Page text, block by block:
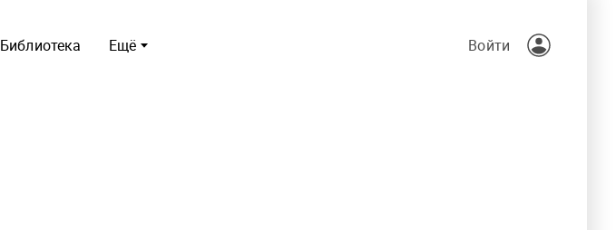
Ещё
Библиотека Войти